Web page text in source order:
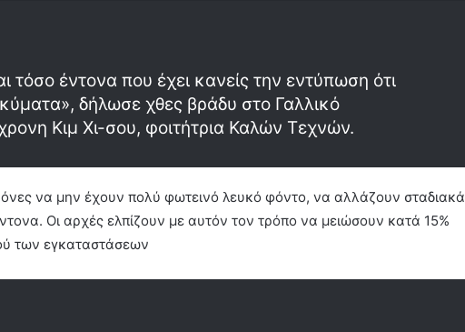
τόσο έντονα που έχει κανείς την εντύπωση ότι
δήλωσε χθες βράδυ στο Γαλλικό
Κιμ Χι-σου, φοιτήτρια Καλών Τεχνών.
να μην έχουν πολύ φωτεινό λευκό φόντο, να αλλάζουν σταδιακά
Οι αρχές ελπίζουν με αυτόν τον τρόπο να μειώσουν κατά 15%
των εγκαταστάσεων